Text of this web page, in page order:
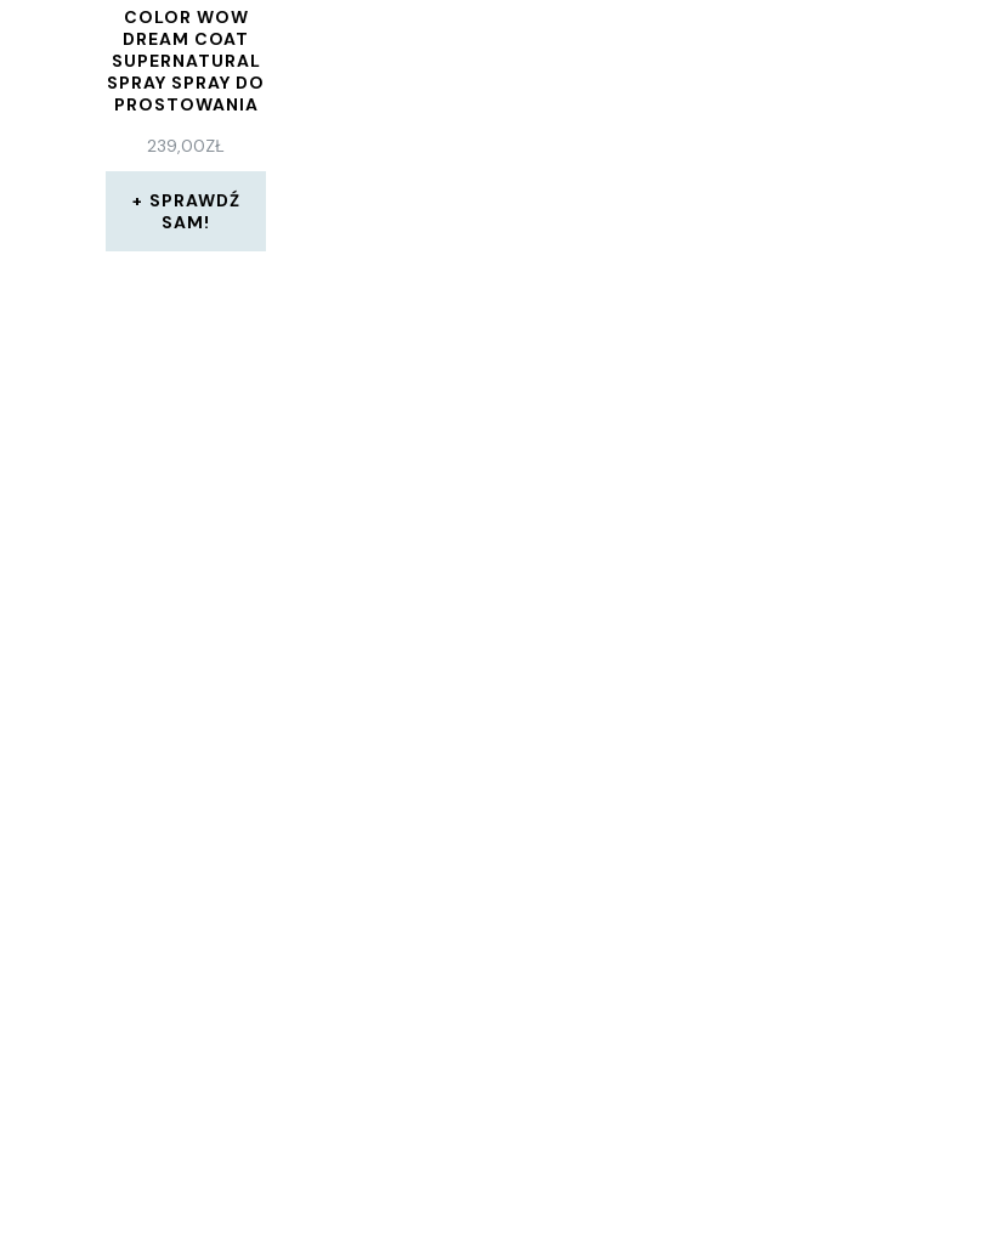
COLOR WOW
DREAM COAT
SUPERNATURAL
SPRAY SPRAY DO
PROSTOWANIA
ML
239,00ZŁ
SPRAWDŹ
SAM!